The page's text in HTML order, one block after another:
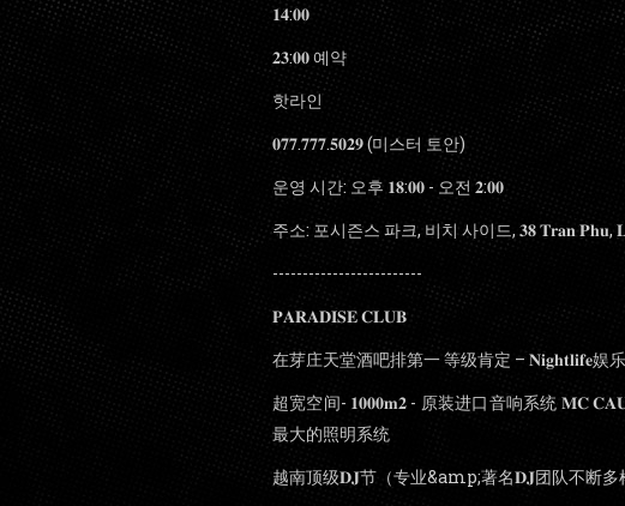
𝟏𝟒:𝟎𝟎
𝟐𝟑:𝟎𝟎 예약
️핫라인
𝟎𝟕𝟕.𝟕𝟕𝟕.𝟓𝟎𝟐𝟗 (미스터 토안)
운영 시간: 오후 𝟏𝟖:𝟎𝟎 - 오전 𝟐:𝟎𝟎
주소: 포시즌스 파크, 비치 사이드, 𝟑𝟖 𝐓𝐫𝐚𝐧 𝐏𝐡𝐮,
-------------------------
𝐏𝐀𝐑𝐀𝐃𝐈𝐒𝐄 𝐂𝐋𝐔𝐁
在芽庄天堂酒吧排第一 等级肯定 – 𝐍𝐢𝐠𝐡𝐭𝐥𝐢𝐟𝐞娱
超宽空间- 𝟏𝟎𝟎𝟎𝐦𝟐 - 原装进口音响系统 𝐌𝐂
最大的照明系统
越南顶级𝐃𝐉节（专业&amp;著名𝐃𝐉团队不断多